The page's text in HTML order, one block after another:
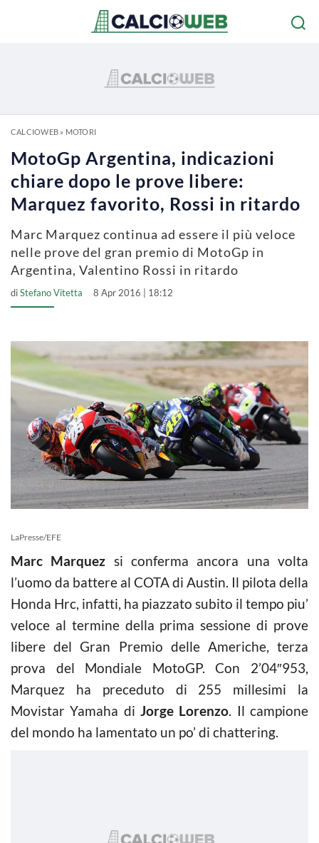
CALCIOWEB» MOTORI
MotoGp Argentina, indicazioni
chiare dopo le prove libere:
Marquez favorito, Rossi in ritardo
Marc Marquez continua ad essere il più veloce
nelle prove del gran premio di MotoGp in
Argentina, Valentino Rossi in ritardo
diStefano Vitetta 8 Apr 2016 | 18:12
LaPresse/EFE
Marc Marquez si conferma ancora una volta
l’uomo da battere al COTA di Austin. Il pilota della
Honda Hrc, infatti, ha piazzato subito il tempo piu’
veloce al termine della prima sessione di prove
libere del Gran Premio delle Americhe, terza
prova del Mondiale MotoGP. Con 2’04″953,
Marquez ha preceduto di 255 millesimi la
Movistar Yamaha di Jorge Lorenzo. Il campione
del mondo ha lamentato un po’ di chattering.